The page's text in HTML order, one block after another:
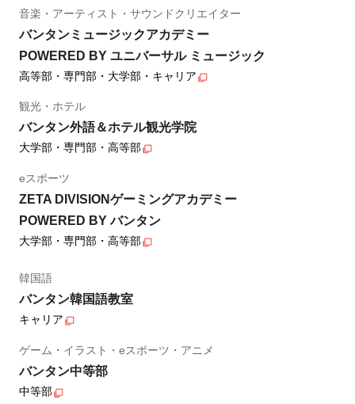
音楽・アーティスト・サウンドクリエイター
バンタンミュージックアカデミー
POWERED BY ユニバーサル ミュージック
高等部・専門部・大学部・キャリア
観光・ホテル
バンタン外語＆ホテル観光学院
大学部・専門部・高等部
eスポーツ
ZETA DIVISIONゲーミングアカデミー
POWERED BY バンタン
大学部・専門部・高等部
韓国語
バンタン韓国語教室
キャリア
ゲーム・イラスト・eスポーツ・アニメ
バンタン中等部
中等部